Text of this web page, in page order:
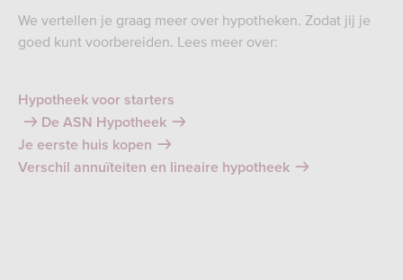
We vertellen je graag meer over hypotheken. Zodat jij je
goed kunt voorbereiden. Lees meer over:
Hypotheek voor starters
De ASN Hypotheek
Je eerste huis kopen
Verschil annuïteiten en lineaire hypotheek